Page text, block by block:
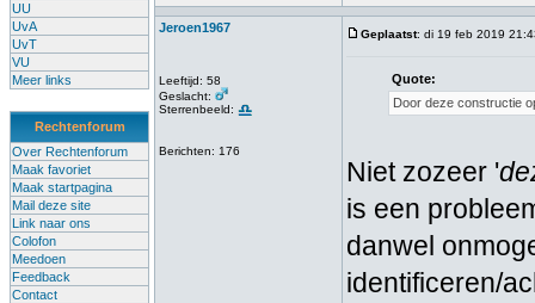
UU
UvA
UvT
VU
Meer links
Rechtenforum
Over Rechtenforum
Maak favoriet
Maak startpagina
Mail deze site
Link naar ons
Colofon
Meedoen
Feedback
Contact
Jeroen1967
Leeftijd: 58
Geslacht:
Sterrenbeeld:
Berichten: 176
Geplaatst: di 19 feb 2019
Quote:
Door deze constructie
Niet zozeer '
is een
danwel
identificeren/